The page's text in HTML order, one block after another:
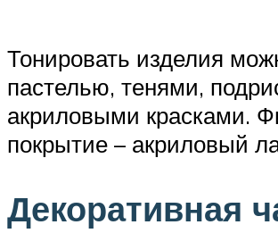
Тонировать изделия
пастелью, тенями,
акриловыми красками.
покрытие – акриловый
Декоративная